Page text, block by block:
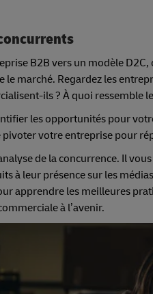
B2B vers un modèle
marché. Regardez les
ils ? À quoi ressemble
les opportunités pour
pivoter votre entreprise pour
de la concurrence. Il
à leur présence sur les
apprendre les meilleures
à l’avenir.